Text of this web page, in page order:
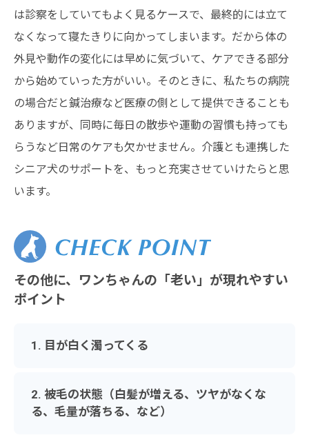
は診察をしていてもよく見るケースで、最終的には立て
なくなって寝たきりに向かってしまいます。だから体の
外見や動作の変化には早めに気づいて、ケアできる部分
から始めていった方がいい。そのときに、私たちの病院
の場合だと鍼治療など医療の側として提供できることも
ありますが、同時に毎日の散歩や運動の習慣も持っても
らうなど日常のケアも欠かせません。介護とも連携した
シニア犬のサポートを、もっと充実させていけたらと思
います。
その他に、ワンちゃんの「老い」が現れやすい
ポイント
1. 目が白く濁ってくる
2. 被毛の状態（白髪が増える、ツヤがなくな
る、毛量が落ちる、など）